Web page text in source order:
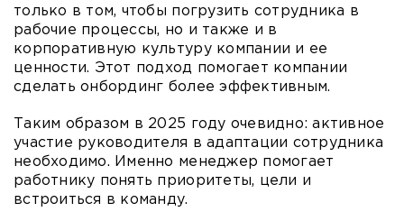
только в том, чтобы погрузить сотрудника в
рабочие процессы, но и также и в
корпоративную культуру компании и ее
ценности. Этот подход помогает компании
сделать онбординг более эффективным.
Таким образом в 2025 году очевидно: активное
участие руководителя в адаптации сотрудника
необходимо. Именно менеджер помогает
работнику понять приоритеты, цели и
встроиться в команду.